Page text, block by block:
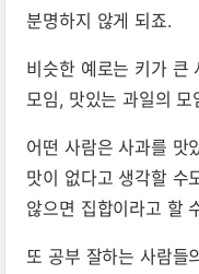
분명하지 않게 되죠.
비슷한 예로는 키가 큰
모임, 맛있는 과일의 모
어떤 사람은 사과를 맛
맛이 없다고 생각할 수
않으면 집합이라고 할
또 공부 잘하는 사람들